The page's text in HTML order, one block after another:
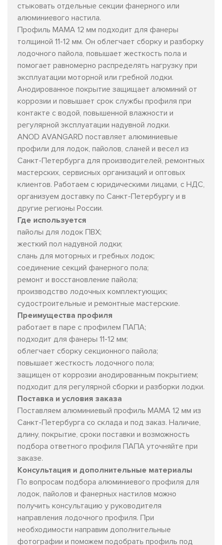
стыковать отдельные секции фанерного или
алюминиевого настила.
Профиль МАМА 12 мм подходит для фанеры
толщиной 11-12 мм. Он облегчает сборку и разборку
лодочного пайола, повышает жесткость пола и
помогает равномерно распределять нагрузку при
эксплуатации моторной или гребной лодки.
Анодированное покрытие защищает алюминий от
коррозии и повышает срок службы профиля при
контакте с водой, повышенной влажности и
регулярной эксплуатации надувной лодки.
ANOD AVANGARD поставляет алюминиевые
профили для лодок, пайолов, сланей и весел из
Санкт-Петербурга для производителей, ремонтных
мастерских, сервисных организаций и оптовых
клиентов. Работаем с юридическими лицами, с НДС,
организуем доставку по Санкт-Петербургу и в
другие регионы России.
Где используется
пайолы для лодок ПВХ;
жесткий пол надувной лодки;
слань для моторных и гребных лодок;
соединение секций фанерного пола;
ремонт и восстановление пайола;
производство лодочных комплектующих;
судостроительные и ремонтные мастерские.
Преимущества профиля
работает в паре с профилем ПАПА;
подходит для фанеры 11-12 мм;
облегчает сборку секционного пайола;
повышает жесткость лодочного пола;
защищен от коррозии анодированным покрытием;
подходит для регулярной сборки и разборки лодки.
Поставка и условия заказа
Поставляем алюминиевый профиль МАМА 12 мм из
Санкт-Петербурга со склада и под заказ. Наличие,
длину, покрытие, сроки поставки и возможность
подбора ответного профиля ПАПА уточняйте при
заказе.
Консультация и дополнительные материалы
По вопросам подбора алюминиевого профиля для
лодок, пайолов и фанерных настилов можно
получить консультацию у руководителя
направления лодочного профиля. При
необходимости направим дополнительные
фотографии и поможем подобрать профиль под